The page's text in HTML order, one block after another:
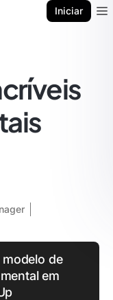
Iniciar
de
em